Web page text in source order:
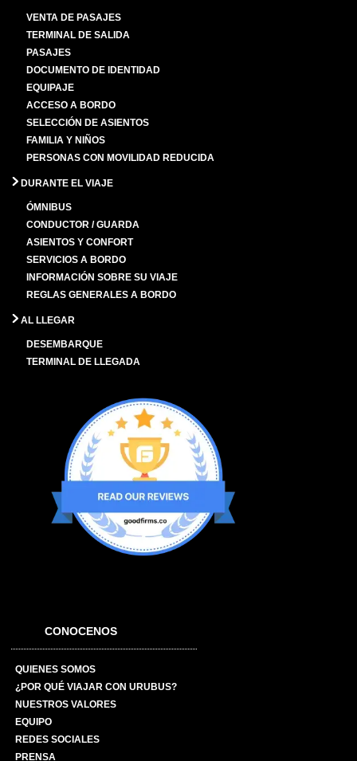
VENTA DE PASAJES
TERMINAL DE SALIDA
PASAJES
DOCUMENTO DE IDENTIDAD
EQUIPAJE
ACCESO A BORDO
SELECCIÓN DE ASIENTOS
FAMILIA Y NIÑOS
PERSONAS CON MOVILIDAD REDUCIDA
DURANTE EL VIAJE
ÓMNIBUS
CONDUCTOR / GUARDA
ASIENTOS Y CONFORT
SERVICIOS A BORDO
INFORMACIÓN SOBRE SU VIAJE
REGLAS GENERALES A BORDO
AL LLEGAR
DESEMBARQUE
TERMINAL DE LLEGADA
CONOCENOS
QUIENES SOMOS
¿POR QUÉ VIAJAR CON URUBUS?
NUESTROS VALORES
EQUIPO
REDES SOCIALES
PRENSA